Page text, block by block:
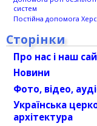
систем
Постійна допомога
Сторінки
Про нас і наш
Новини
Фото, відео,
Українська
архітектура